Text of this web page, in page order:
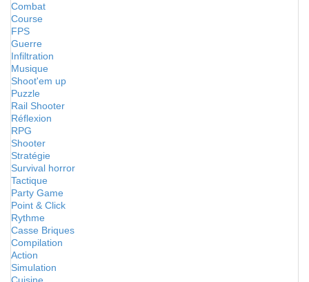
Combat
Course
FPS
Guerre
Infiltration
Musique
Shoot'em up
Puzzle
Rail Shooter
Réflexion
RPG
Shooter
Stratégie
Survival horror
Tactique
Party Game
Point & Click
Rythme
Casse Briques
Compilation
Action
Simulation